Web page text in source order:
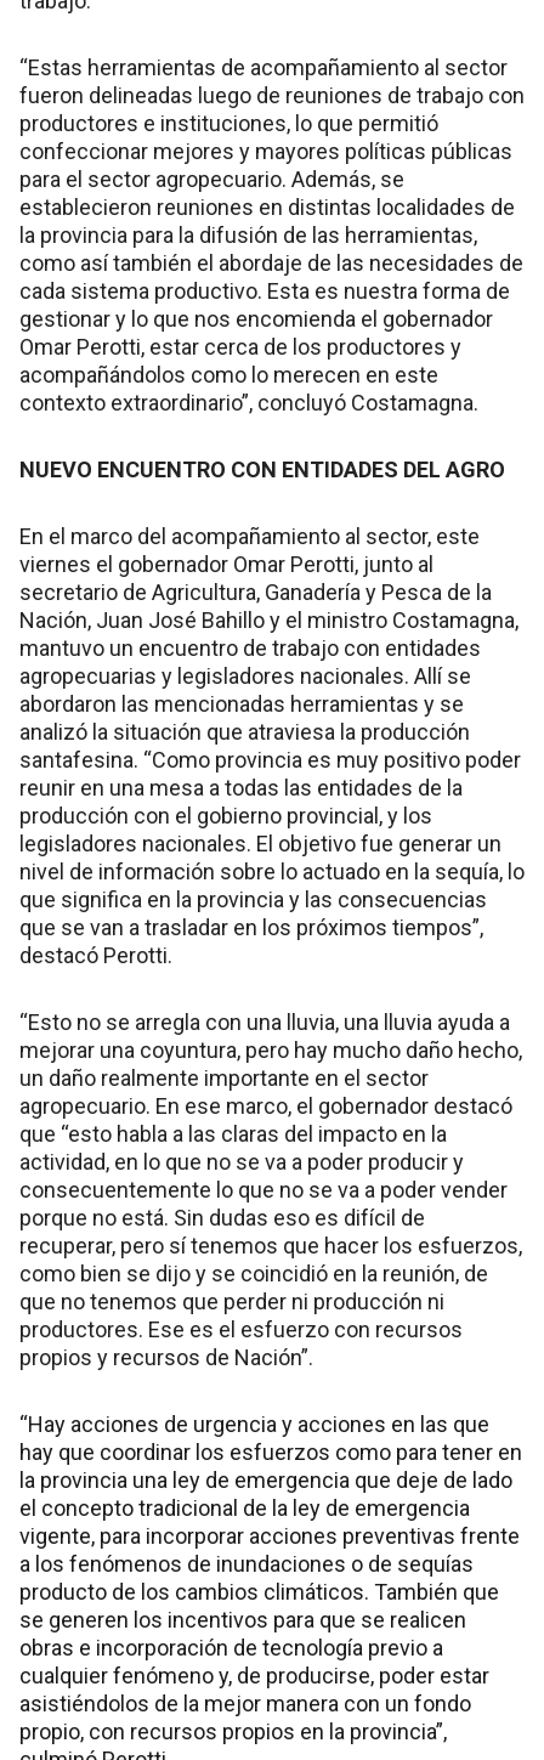
“Estas herramientas de acompañamiento al sector
fueron delineadas luego de reuniones de trabajo con
productores e instituciones, lo que permitió
confeccionar mejores y mayores políticas públicas
para el sector agropecuario. Además, se
establecieron reuniones en distintas localidades de
la provincia para la difusión de las herramientas,
como así también el abordaje de las necesidades de
cada sistema productivo. Esta es nuestra forma de
gestionar y lo que nos encomienda el gobernador
Omar Perotti, estar cerca de los productores y
acompañándolos como lo merecen en este
contexto extraordinario”, concluyó Costamagna.
NUEVO ENCUENTRO CON ENTIDADES DEL AGRO
En el marco del acompañamiento al sector, este
viernes el gobernador Omar Perotti, junto al
secretario de Agricultura, Ganadería y Pesca de la
Nación, Juan José Bahillo y el ministro Costamagna,
mantuvo un encuentro de trabajo con entidades
agropecuarias y legisladores nacionales. Allí se
abordaron las mencionadas herramientas y se
analizó la situación que atraviesa la producción
santafesina. “Como provincia es muy positivo poder
reunir en una mesa a todas las entidades de la
producción con el gobierno provincial, y los
legisladores nacionales. El objetivo fue generar un
nivel de información sobre lo actuado en la sequía, lo
que significa en la provincia y las consecuencias
que se van a trasladar en los próximos tiempos”,
destacó Perotti.
“Esto no se arregla con una lluvia, una lluvia ayuda a
mejorar una coyuntura, pero hay mucho daño hecho,
un daño realmente importante en el sector
agropecuario. En ese marco, el gobernador destacó
que “esto habla a las claras del impacto en la
actividad, en lo que no se va a poder producir y
consecuentemente lo que no se va a poder vender
porque no está. Sin dudas eso es difícil de
recuperar, pero sí tenemos que hacer los esfuerzos,
como bien se dijo y se coincidió en la reunión, de
que no tenemos que perder ni producción ni
productores. Ese es el esfuerzo con recursos
propios y recursos de Nación”.
“Hay acciones de urgencia y acciones en las que
hay que coordinar los esfuerzos como para tener en
la provincia una ley de emergencia que deje de lado
el concepto tradicional de la ley de emergencia
vigente, para incorporar acciones preventivas frente
a los fenómenos de inundaciones o de sequías
producto de los cambios climáticos. También que
se generen los incentivos para que se realicen
obras e incorporación de tecnología previo a
cualquier fenómeno y, de producirse, poder estar
asistiéndolos de la mejor manera con un fondo
propio, con recursos propios en la provincia”,